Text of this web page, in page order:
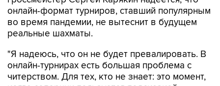
онлайн-формат турниров, ставший популярным
во время пандемии, не вытеснит в будущем
реальные шахматы.
"Я надеюсь, что он не будет превалировать. В
онлайн-турнирах есть большая проблема с
читерством. Для тех, кто не знает: это момент,